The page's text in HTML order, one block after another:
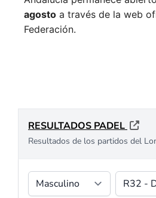
agosto a través de la web
Federación.